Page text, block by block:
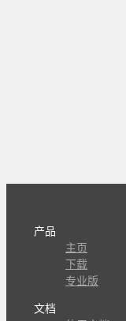
产品
主页
下载
专业版
文档